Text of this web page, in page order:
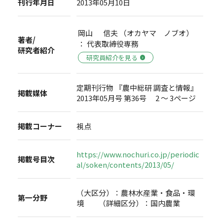
刊行年月日 2013年05月10日
著者/
研究者紹介
岡山 信夫 （オカヤマ ノブオ）
： 代表取締役専務
研究員紹介を見る
掲載媒体
定期刊行物 『農中総研 調査と情報』
2013年05月号 第36号 2 ～ 3ページ
掲載コーナー 視点
掲載号目次
https://www.nochuri.co.jp/periodic
al/soken/contents/2013/05/
第一分野
（大区分）：農林水産業・食品・環
境 （詳細区分）：国内農業